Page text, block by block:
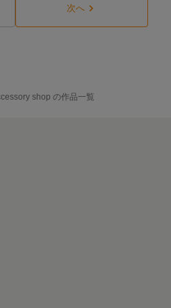
次へ
shop の作品一覧